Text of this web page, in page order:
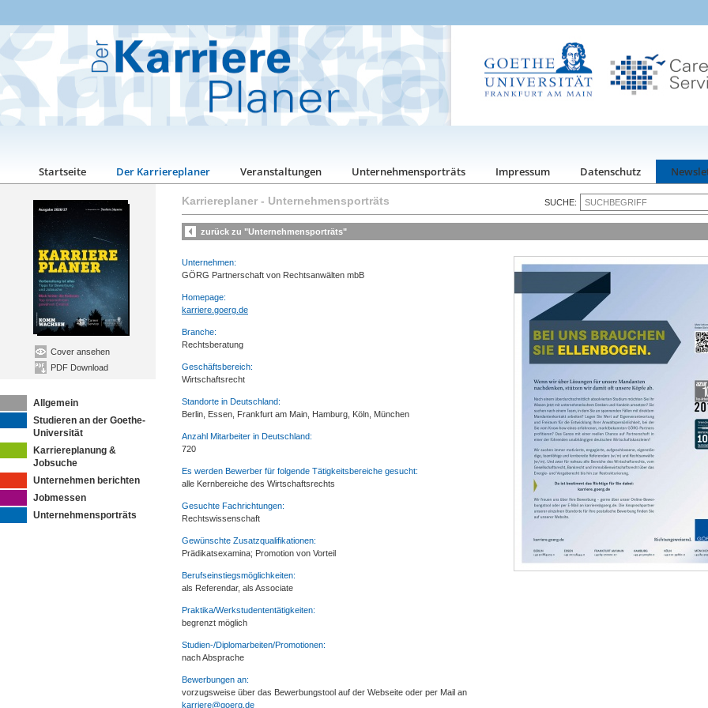
Startseite Der Karriereplaner Veranstaltungen Unternehmensporträts Impressum Datenschutz
Cover ansehen
PDF Download
Allgemein
Studieren an der Goethe-
Universität
Karriereplanung &
Jobsuche
Unternehmen berichten
Jobmessen
Unternehmensporträts
SUCHE:
Karriereplaner - Unternehmensporträts
zurück zu "Unternehmensporträts"
Unternehmen:
GÖRG Partnerschaft von Rechtsanwälten mbB
Homepage:
karriere.goerg.de
Branche:
Rechtsberatung
Geschäftsbereich:
Wirtschaftsrecht
Standorte in Deutschland:
Berlin, Essen, Frankfurt am Main, Hamburg, Köln, München
Anzahl Mitarbeiter in Deutschland:
720
Es werden Bewerber für folgende Tätigkeitsbereiche gesucht:
alle Kernbereiche des Wirtschaftsrechts
Gesuchte Fachrichtungen:
Rechtswissenschaft
Gewünschte Zusatzqualifikationen:
Prädikatsexamina; Promotion von Vorteil
Berufseinstiegsmöglichkeiten:
als Referendar, als Associate
Praktika/Werkstudententätigkeiten:
begrenzt möglich
Studien-/Diplomarbeiten/Promotionen:
nach Absprache
Bewerbungen an:
vorzugsweise über das Bewerbungstool auf der Webseite oder per Mail an
karriere@goerg.de